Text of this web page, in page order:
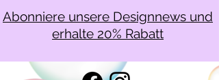
Abonniere unsere Designnews und
erhalte 20% Rabatt